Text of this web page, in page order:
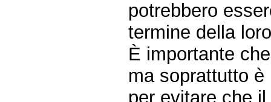
potrebbero
termine della
È importante
ma soprattutto
per evitare che